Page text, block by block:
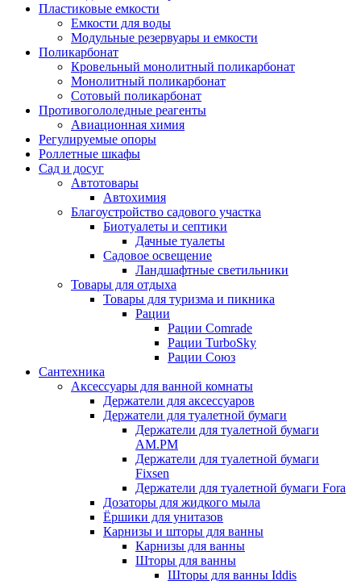
Пластиковые емкости
Емкости для воды
Модульные резервуары и емкости
Поликарбонат
Кровельный монолитный поликарбонат
Монолитный поликарбонат
Сотовый поликарбонат
Противогололедные реагенты
Авиационная химия
Регулируемые опоры
Роллетные шкафы
Сад и досуг
Автотовары
Автохимия
Благоустройство садового участка
Биотуалеты и септики
Дачные туалеты
Садовое освещение
Ландшафтные светильники
Товары для отдыха
Товары для туризма и пикника
Рации
Рации Comrade
Рации TurboSky
Рации Союз
Сантехника
Аксессуары для ванной комнаты
Держатели для аксессуаров
Держатели для туалетной бумаги
Держатели для туалетной бумаги
AM.PM
Держатели для туалетной бумаги
Fixsen
Держатели для туалетной бумаги Fora
Дозаторы для жидкого мыла
Ёршики для унитазов
Карнизы и шторы для ванны
Карнизы для ванны
Шторы для ванны
Шторы для ванны Iddis